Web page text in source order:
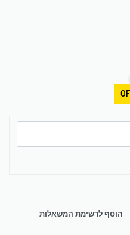
הוסף לרשימת המשאלות